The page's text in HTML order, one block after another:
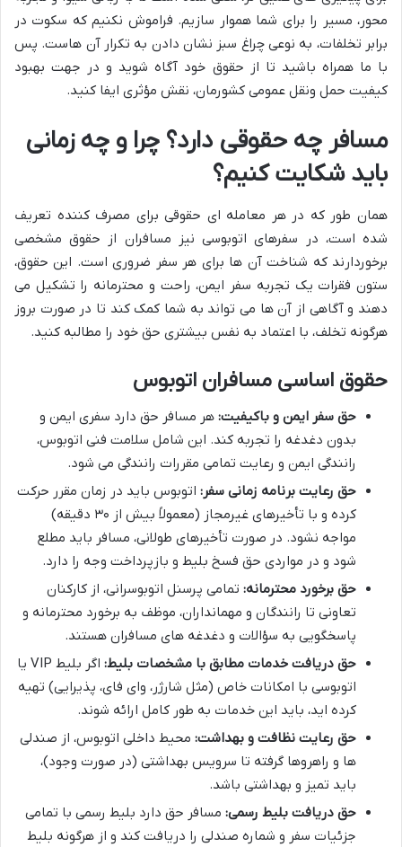
محور، مسیر را برای شما هموار سازیم. فراموش نکنیم که سکوت در
برابر تخلفات، به نوعی چراغ سبز نشان دادن به تکرار آن هاست. پس
با ما همراه باشید تا از حقوق خود آگاه شوید و در جهت بهبود
کیفیت حمل ونقل عمومی کشورمان، نقش مؤثری ایفا کنید.
مسافر چه حقوقی دارد؟ چرا و چه زمانی
باید شکایت کنیم؟
همان طور که در هر معامله ای حقوقی برای مصرف کننده تعریف
شده است، در سفرهای اتوبوسی نیز مسافران از حقوق مشخصی
برخوردارند که شناخت آن ها برای هر سفر ضروری است. این حقوق،
ستون فقرات یک تجربه سفر ایمن، راحت و محترمانه را تشکیل می
دهند و آگاهی از آن ها می تواند به شما کمک کند تا در صورت بروز
هرگونه تخلف، با اعتماد به نفس بیشتری حق خود را مطالبه کنید.
حقوق اساسی مسافران اتوبوس
حق سفر ایمن و باکیفیت: هر مسافر حق دارد سفری ایمن و
بدون دغدغه را تجربه کند. این شامل سلامت فنی اتوبوس،
رانندگی ایمن و رعایت تمامی مقررات رانندگی می شود.
حق رعایت برنامه زمانی سفر: اتوبوس باید در زمان مقرر حرکت
کرده و با تأخیرهای غیرمجاز (معمولاً بیش از ۳۰ دقیقه)
مواجه نشود. در صورت تأخیرهای طولانی، مسافر باید مطلع
شود و در مواردی حق فسخ بلیط و بازپرداخت وجه را دارد.
حق برخورد محترمانه: تمامی پرسنل اتوبوسرانی، از کارکنان
تعاونی تا رانندگان و مهمانداران، موظف به برخورد محترمانه و
پاسخگویی به سؤالات و دغدغه های مسافران هستند.
حق دریافت خدمات مطابق با مشخصات بلیط:
اگر بلیط VIP یا
اتوبوسی با امکانات خاص (مثل شارژر، وای فای، پذیرایی) تهیه
کرده اید، باید این خدمات به طور کامل ارائه شوند.
حق رعایت نظافت و بهداشت: محیط داخلی اتوبوس، از صندلی
ها و راهروها گرفته تا سرویس بهداشتی (در صورت وجود)،
باید تمیز و بهداشتی باشد.
حق دریافت بلیط رسمی: مسافر حق دارد بلیط رسمی با تمامی
جزئیات سفر و شماره صندلی را دریافت کند و از هرگونه بلیط